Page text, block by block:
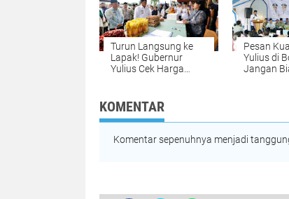
Turun Langsung ke
Lapak! Gubernur
Yulius Cek Harga
Pangan Murah
Tutuyan
Pesan
Yulius di
Jangan
KOMENTAR
Komentar sepenuhnya menjadi